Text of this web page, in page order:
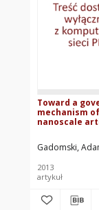
Toward a
mechanism of
nanoscale
lubrication:
proton
Gadomski,
2013
artykuł